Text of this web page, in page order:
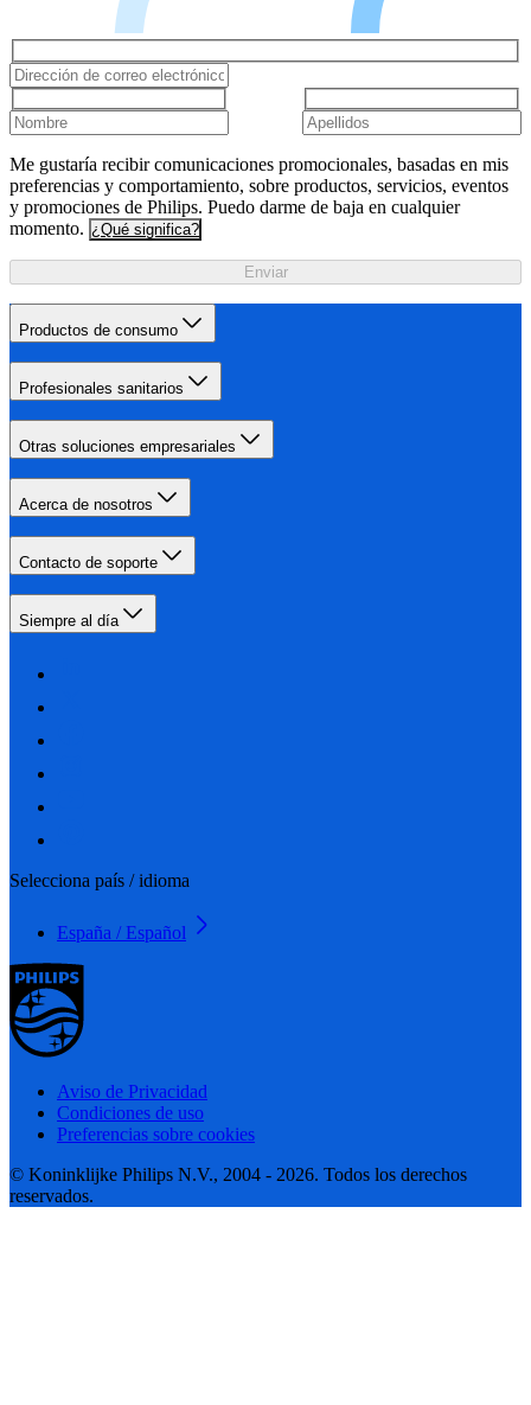
Me gustaría recibir comunicaciones promocionales, basadas en mis
preferencias y comportamiento, sobre productos, servicios, eventos
y promociones de Philips. Puedo darme de baja en cualquier
momento. ¿Qué significa?
Enviar
Productos de consumo
Profesionales sanitarios
Otras soluciones empresariales
Acerca de nosotros
Contacto de soporte
Siempre al día
Selecciona país / idioma
España / Español
Aviso de Privacidad
Condiciones de uso
Preferencias sobre cookies
© Koninklijke Philips N.V., 2004 - 2026. Todos los derechos
reservados.